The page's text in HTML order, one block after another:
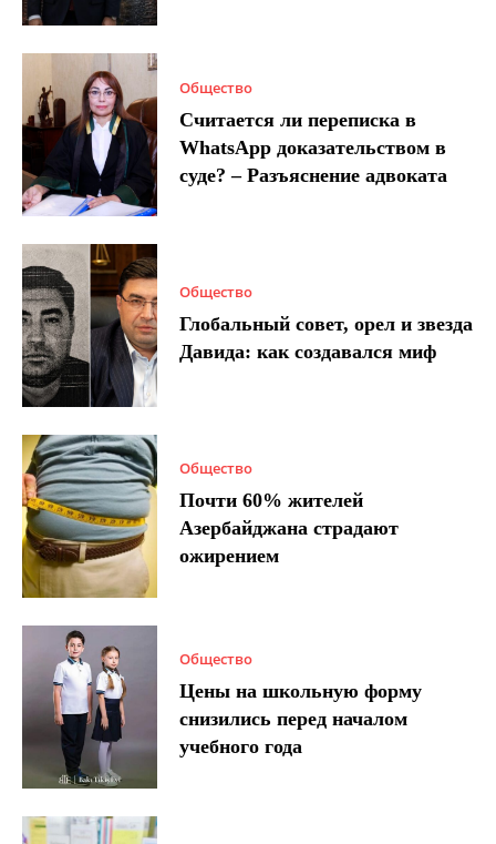
Общество
Считается ли переписка в
WhatsApp доказательством в
суде? – Разъяснение адвоката
Общество
Глобальный совет, орел и звезда
Давида: как создавался миф
Общество
Почти 60% жителей
Азербайджана страдают
ожирением
Общество
Цены на школьную форму
снизились перед началом
учебного года